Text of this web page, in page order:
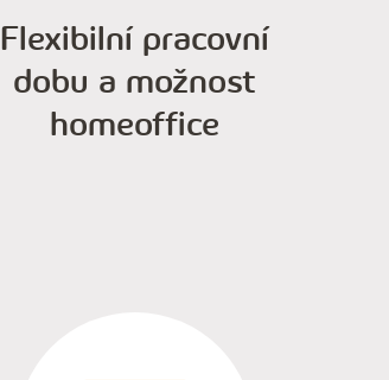
Flexibilní pracovní
dobu a možnost
homeoffice